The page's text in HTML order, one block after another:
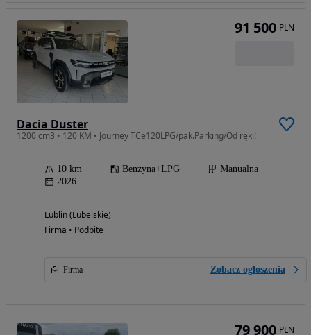
Dacia Duster
1200 cm3 • 120 KM • Journey TCe120LPG/pak.Parking/Od ręki!
10 km Benzyna+LPG
Manualna
2026
Lublin (Lubelskie)
Firma • Podbite
Firma Zobacz ogłoszenia
91 500 PLN
79 900 PLN